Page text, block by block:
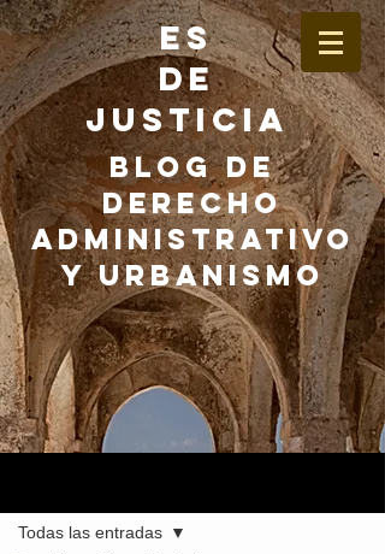
ES
DE
JUSTICIA
BLOG DE
DERECHO
ADMINISTRATIVO
Y URBANISMO
Todas las entradas